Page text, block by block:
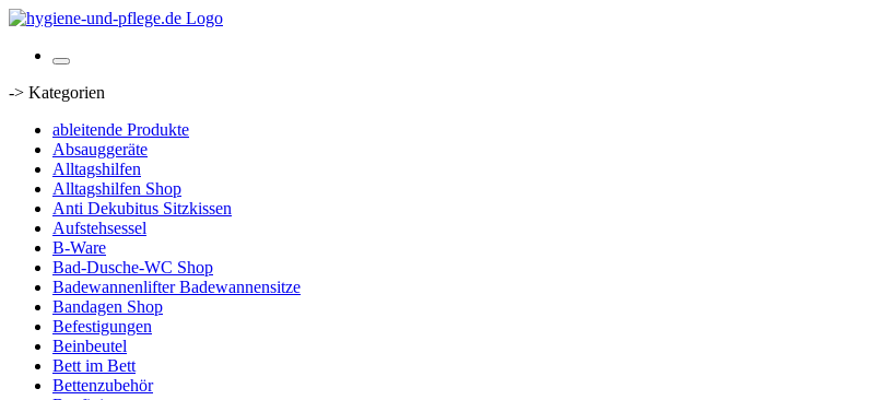
-> Kategorien
ableitende Produkte
Absauggeräte
Alltagshilfen
Alltagshilfen Shop
Anti Dekubitus Sitzkissen
Aufstehsessel
B-Ware
Bad-Dusche-WC Shop
Badewannenlifter Badewannensitze
Bandagen Shop
Befestigungen
Beinbeutel
Bett im Bett
Bettenzubehör